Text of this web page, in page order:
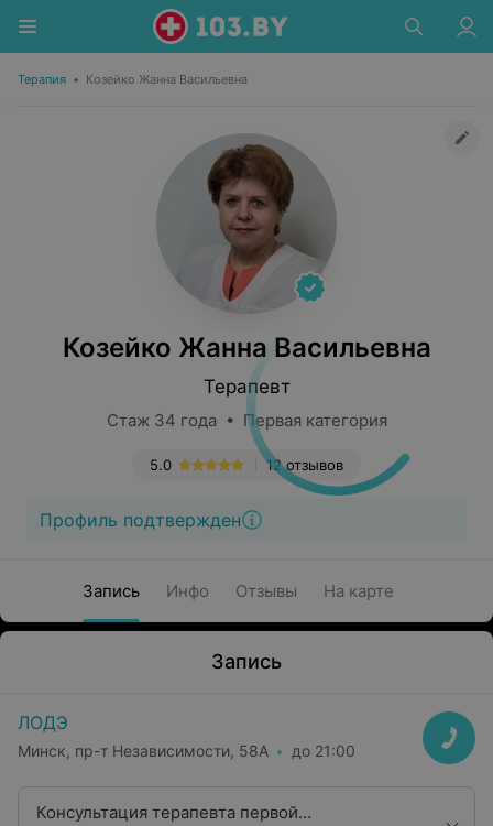
Терапия • Козейко Жанна Васильевна
Козейко Жанна Васильевна
Терапевт
Стаж 34 года • Первая категория
12 отзывов
5.0
Профиль подтвержден
Запись Инфо Отзывы На карте
Запись
ЛОДЭ
Минск, пр-т Независимости, 58А до 21:00
Консультация терапевта первой